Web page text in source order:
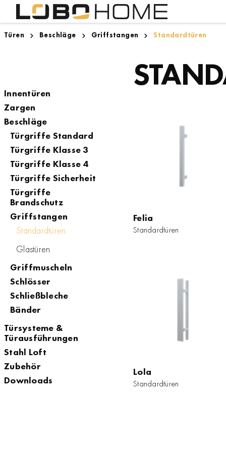
Innentüren Zargen
Designboden
Lighthouse Bremen
Türen Beschläge Griffstangen Standardtüren
Innentüren
Zargen
Beschläge
Türgriffe Standard
Türgriffe Klasse 3
Türgriffe Klasse 4
Türgriffe Sicherheit
Türgriffe
Brandschutz
Griffstangen
Standardtüren
Glastüren
Griffmuscheln
Schlösser
Schließbleche
Bänder
Türsysteme &
Türausführungen
Stahl Loft
Zubehör
Downloads
Felia
Standardtüren
Felia
Standardtüren
Lola
Standardtüren
Lola
Standardtüren